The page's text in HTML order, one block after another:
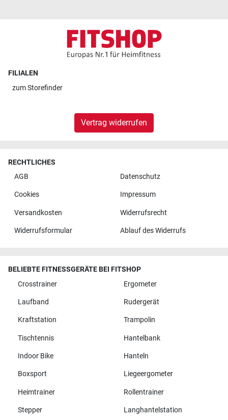
FILIALEN
zumStorefinder
Vertrag widerrufen
RECHTLICHES
AGB
Datenschutz
Cookies Impressum
Versandkosten Widerrufsrecht
Widerrufsformular Ablauf des Widerrufs
BELIEBTE FITNESSGERÄTE BEI FITSHOP
Crosstrainer
Ergometer
Laufband Rudergerät
Kraftstation Trampolin
Tischtennis Hantelbank
Indoor Bike Hanteln
Boxsport Liegeergometer
Heimtrainer Rollentrainer
Stepper Langhantelstation